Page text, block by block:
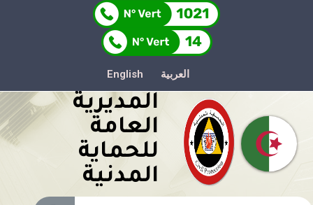
العربية English
المديرية
العامة
للحماية
المدنية